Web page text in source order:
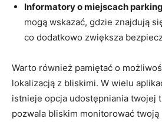
Informatory o miejscach‍
mogą wskazać, gdzie znajdują
co‌ dodatkowo zwiększa
Warto również pamiętać o
lokalizacją z ⁣bliskimi. W wielu
istnieje opcja udostępniania twojej
pozwala bliskim monitorować